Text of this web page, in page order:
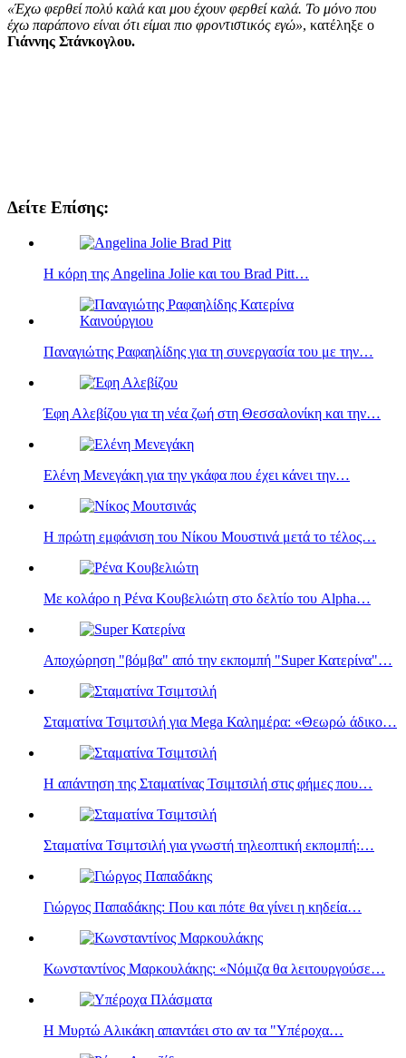
«Έχω φερθεί πολύ καλά και μου έχουν φερθεί καλά. Το μόνο που
έχω παράπονο είναι ότι είμαι πιο φροντιστικός εγώ», κατέληξε ο
Γιάννης Στάνκογλου.
Δείτε Επίσης:
Η κόρη της Angelina Jolie και του Brad Pitt…
Παναγιώτης Ραφαηλίδης για τη συνεργασία του με την…
Έφη Αλεβίζου για τη νέα ζωή στη Θεσσαλονίκη και την…
Ελένη Μενεγάκη για την γκάφα που έχει κάνει την…
Η πρώτη εμφάνιση του Νίκου Μουστινά μετά το τέλος…
Με κολάρο η Ρένα Κουβελιώτη στο δελτίο του Alpha…
Αποχώρηση "βόμβα" από την εκπομπή "Super Κατερίνα"…
Σταματίνα Τσιμτσιλή για Mega Καλημέρα: «Θεωρώ άδικο…
Η απάντηση της Σταματίνας Τσιμτσιλή στις φήμες που…
Σταματίνα Τσιμτσιλή για γνωστή τηλεοπτική εκπομπή:…
Γιώργος Παπαδάκης: Που και πότε θα γίνει η κηδεία…
Κωνσταντίνος Μαρκουλάκης: «Νόμιζα θα λειτουργούσε…
Η Μυρτώ Αλικάκη απαντάει στο αν τα "Υπέροχα…